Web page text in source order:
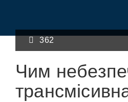
362
Чим